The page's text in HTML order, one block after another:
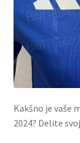
Kakšno je vaše
2024? Delite